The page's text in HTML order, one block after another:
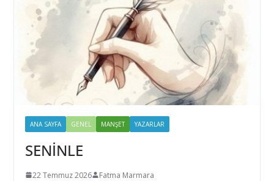
ANA SAYFA GENEL MANŞET YAZARLAR
SENİNLE
22 Temmuz 2026 Fatma Marmara